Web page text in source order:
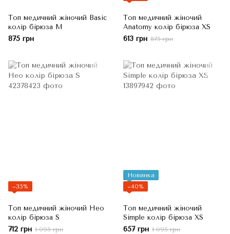
Топ медичний жіночий Basic
колір бірюза M
875 грн
Топ медичний жіночий
Anatomy колір бірюза XS
613 грн 875 грн
−35%
Топ медичний жіночий Нео
колір бірюза S
712 грн 1 095 грн
Новинка
−40%
Топ медичний жіночий
Simple колір бірюза XS
657 грн 1 095 грн